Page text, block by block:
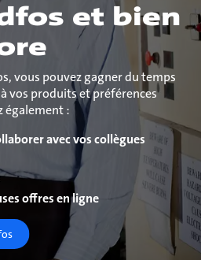
et bien
vous pouvez gagner du temps
vos produits et préférences
également :
avec vos collègues
offres en ligne